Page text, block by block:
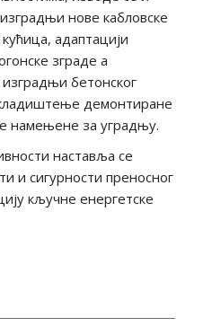
нове кабловске
адаптацији
зграде а
бетонског
демонтиране
намењене за уградњу.
наставља се
и сигурности преносног
кључне енергетске